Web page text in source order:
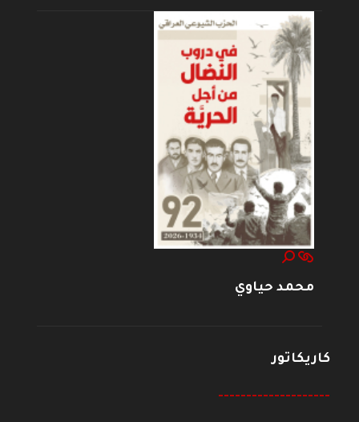
محمد حياوي
كاريكاتور
--------------------